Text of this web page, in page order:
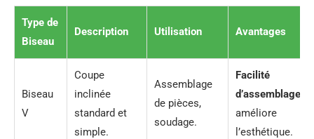
Type de
Biseau
Description Utilisation Avantages
Biseau
V
Coupe
inclinée
standard et
simple.
Assemblage
de pièces,
soudage.
Facilité
d’assemblage
améliore
l’esthétique.